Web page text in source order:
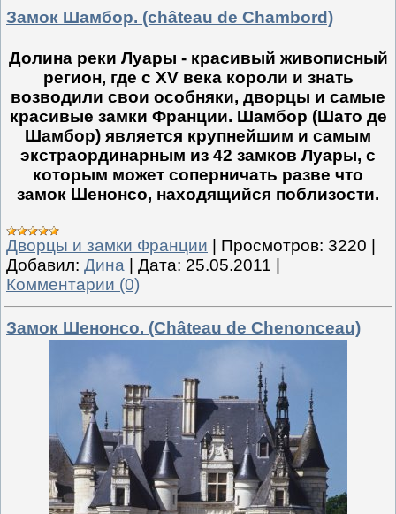
Замок Шамбор. (château de Chambord)
Долина реки Луары - красивый живописный
регион, где с XV века короли и знать
возводили свои особняки, дворцы и самые
красивые замки Франции. Шамбор (Шато де
Шамбор) является крупнейшим и самым
экстраординарным из 42 замков Луары, с
которым может соперничать разве что
замок Шенонсо, находящийся поблизости.
Дворцы и замки Франции Просмотров: 3220
Добавил: Дина Дата: 25.05.2011
Комментарии (0)
Замок Шенонсо. (Château de Chenonceau)